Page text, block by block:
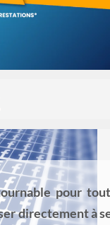
pour
directement à